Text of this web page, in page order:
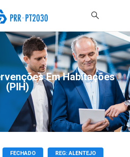
Em Habitações
(PIH)
FECHADO
REG: ALENTEJO